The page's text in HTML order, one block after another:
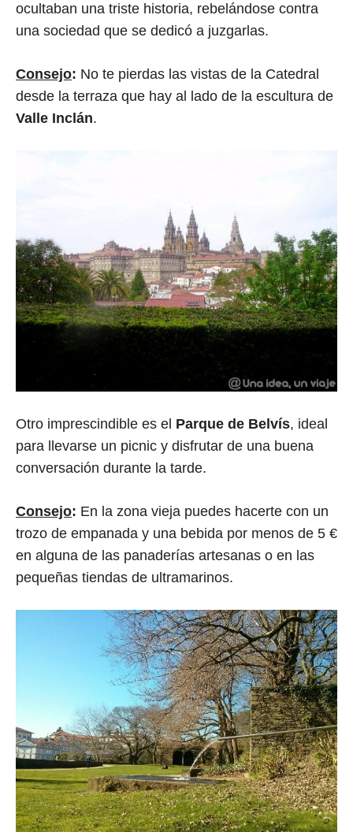
ocultaban una triste historia, rebelándose contra
una sociedad que se dedicó a juzgarlas.
Consejo: No te pierdas las vistas de la Catedral
desde la terraza que hay al lado de la escultura de
Valle Inclán.
Otro imprescindible es el Parque de Belvís, ideal
para llevarse un picnic y disfrutar de una buena
conversación durante la tarde.
Consejo: En la zona vieja puedes hacerte con un
trozo de empanada y una bebida por menos de 5 €
en alguna de las panaderías artesanas o en las
pequeñas tiendas de ultramarinos.